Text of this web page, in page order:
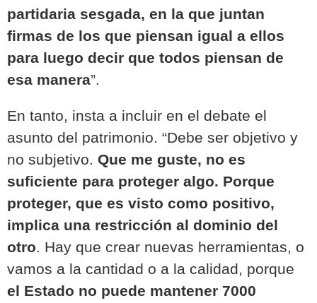
partidaria sesgada, en la que juntan
firmas de los que piensan igual a ellos
para luego decir que todos piensan de
esa manera”.
En tanto, insta a incluir en el debate el
asunto del patrimonio. “Debe ser objetivo y
no subjetivo. Que me guste, no es
suficiente para proteger algo. Porque
proteger, que es visto como positivo,
implica una restricción al dominio del
otro
Hay que crear nuevas herramientas, o
vamos a la cantidad o a la calidad, porque
el Estado no puede mantener 7000